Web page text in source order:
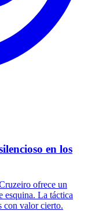
en los
ofrece un
esquina. La táctica
con valor cierto.